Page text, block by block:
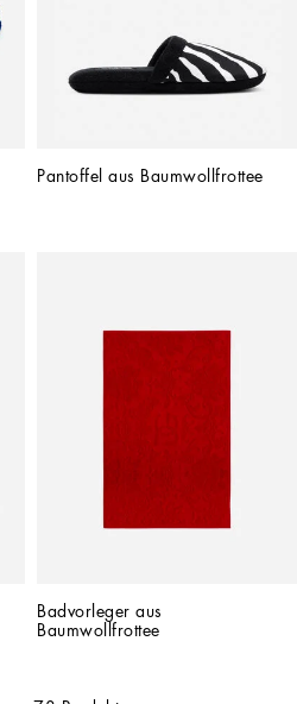
Pantoffel aus Baumwollfrottee
Badvorleger aus
Baumwollfrottee